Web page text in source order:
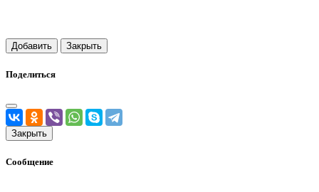
Добавить Закрыть
Поделиться
Закрыть
Сообщение